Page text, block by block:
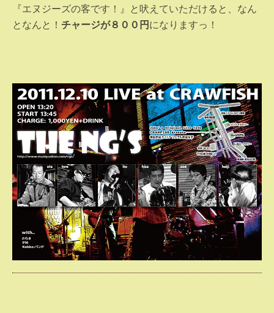
『エヌジーズの客です！』と吠えていただけると、なん
となんと！ チャージが８００円になりますっ！